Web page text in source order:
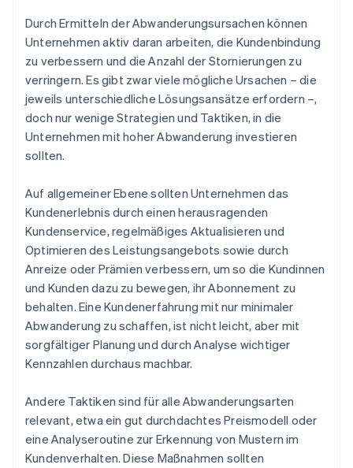
Durch Ermitteln der Abwanderungsursachen können
Unternehmen aktiv daran arbeiten, die Kundenbindung
zu verbessern und die Anzahl der Stornierungen zu
verringern. Es gibt zwar viele mögliche Ursachen – die
jeweils unterschiedliche Lösungsansätze erfordern –,
doch nur wenige Strategien und Taktiken, in die
Unternehmen mit hoher Abwanderung investieren
sollten.
Auf allgemeiner Ebene sollten Unternehmen das
Kundenerlebnis durch einen herausragenden
Kundenservice, regelmäßiges Aktualisieren und
Optimieren des Leistungsangebots sowie durch
Anreize oder Prämien verbessern, um so die Kundinnen
und Kunden dazu zu bewegen, ihr Abonnement zu
behalten. Eine Kundenerfahrung mit nur minimaler
Abwanderung zu schaffen, ist nicht leicht, aber mit
sorgfältiger Planung und durch Analyse wichtiger
Kennzahlen durchaus machbar.
Andere Taktiken sind für alle Abwanderungsarten
relevant, etwa ein gut durchdachtes Preismodell oder
eine Analyseroutine zur Erkennung von Mustern im
Kundenverhalten. Diese Maßnahmen sollten